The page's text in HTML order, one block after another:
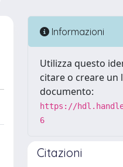
Informazioni
Utilizza questo
citare o creare un
documento:
https://
6
Citazioni